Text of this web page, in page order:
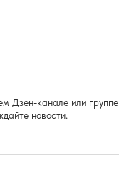
Дзен-канале или группе
новости.